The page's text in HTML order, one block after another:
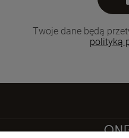
Twoje dane będą
polityką